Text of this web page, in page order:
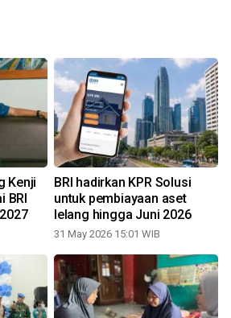
Kenji
BRI
BRI hadirkan KPR Solusi
untuk pembiayaan aset
lelang hingga Juni 2026
31 May 2026 15:01 WIB